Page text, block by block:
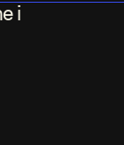
i